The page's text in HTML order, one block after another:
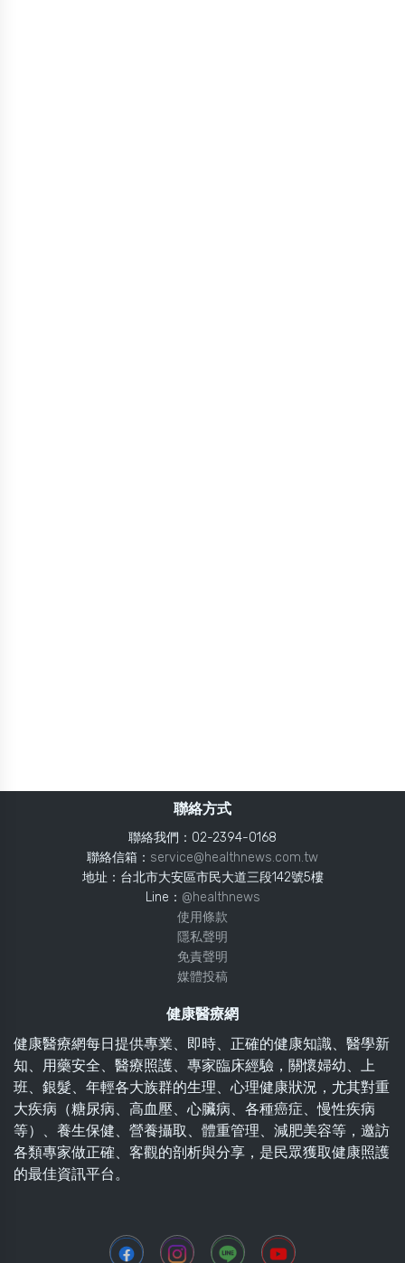
聯絡方式
聯絡我們：02-2394-0168
聯絡信箱： service@healthnews.com.tw
地址：台北市大安區市民大道三段142號5樓
Line： @healthnews
使用條款
隱私聲明
免責聲明
媒體投稿
健康醫療網
健康醫療網每日提供專業、即時、正確的健康知識、醫學新
知、用藥安全、醫療照護、專家臨床經驗，關懷婦幼、上
班、銀髮、年輕各大族群的生理、心理健康狀況，尤其對重
大疾病（糖尿病、高血壓、心臟病、各種癌症、慢性疾病
等）、養生保健、營養攝取、體重管理、減肥美容等，邀訪
各類專家做正確、客觀的剖析與分享，是民眾獲取健康照護
的最佳資訊平台。